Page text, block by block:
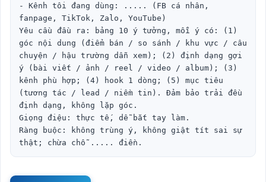
- Kênh tôi đang dùng: ..... (FB cá nhân,
fanpage, TikTok, Zalo, YouTube)
Yêu cầu đầu ra: bảng 10 ý tưởng, mỗi ý có: (1)
góc nội dung (điểm bán / so sánh / khu vực / câu
chuyện / hậu trường dẫn xem); (2) định dạng gợi
ý (bài viết / ảnh / reel / video / album); (3)
kênh phù hợp; (4) hook 1 dòng; (5) mục tiêu
(tương tác / lead / niềm tin). Đảm bảo trải đều
định dạng, không lặp góc.
Giọng điệu: thực tế, dễ bắt tay làm.
Ràng buộc: không trùng ý, không giật tít sai sự
thật; chừa chỗ ..... điền.